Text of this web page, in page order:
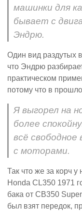
машинки для
бывает с
Эндрю.
Один вид раздутых
что Эндрю
практическом
потому что в
Я выгорел на
более
всё
с моторами.
Так что же за корч у
Honda CL350 1971
бака от CB350
был взят передок,